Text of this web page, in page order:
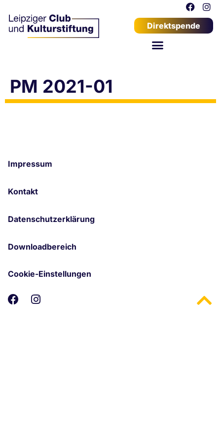
Direktspende
PM 2021-01
Impressum
Kontakt
Datenschutzerklärung
Downloadbereich
Cookie-Einstellungen